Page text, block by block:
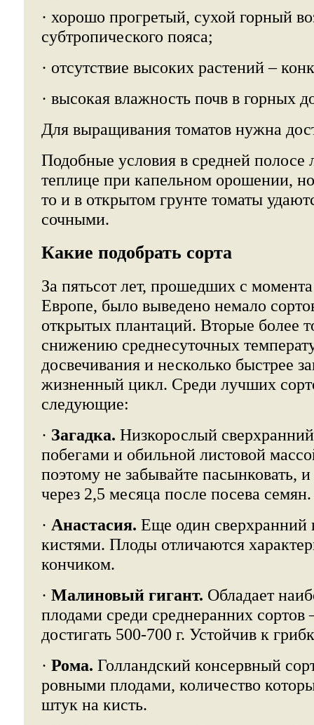
· хорошо прогретый, сухой горный
субтропического пояса;
· отсутствие высоких растений –
· высокая влажность почв в горных
Для выращивания томатов нужна
Подобные условия в средней полосе
теплице при капельном орошении,
то и в открытом грунте томаты
сочными.
Какие подобрать сорта
За пятьсот лет, прошедших с
Европе, было выведено немало
открытых плантаций. Вторые более
снижению среднесуточных
досвечивания и несколько быстрее
жизненный цикл. Среди лучших
следующие:
· Загадка. Низкорослый
побегами и обильной листовой
поэтому не забывайте пасынковать,
через 2,5 месяца после посева семян.
· Анастасия. Еще один
кистями. Плоды отличаются
кончиком.
· Малиновый гигант. Обладает
плодами среди среднеранних
достигать 500-700 г. Устойчив к
· Рома. Голландский консервный
ровными плодами, количество
штук на кисть.